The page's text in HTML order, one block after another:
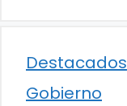
Destacados
Gobierno